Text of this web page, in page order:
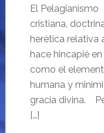
El
cristiana,
herética relativa
hace hincapié
como el
humana y
gracia divina.
[…]